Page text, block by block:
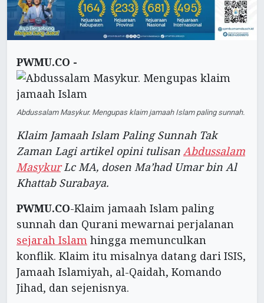
PWMU.CO -
Abdussalam Masykur. Mengupas klaim jamaah Islam paling sunnah.
Klaim Jamaah Islam Paling Sunnah Tak
Zaman Lagi artikel opini tulisan Abdussalam
MasykurLc MA, dosen Ma’had Umar bin Al
Khattab Surabaya.
PWMU.CO-Klaim jamaah Islam paling
sunnah dan Qurani mewarnai perjalanan
sejarah Islam hingga memunculkan
konflik. Klaim itu misalnya datang dari ISIS,
Jamaah Islamiyah, al-Qaidah, Komando
Jihad, dan sejenisnya.